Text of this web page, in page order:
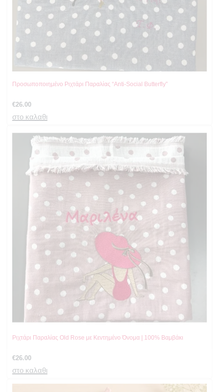
Προσωποποιημένο Ριχτάρι Παραλίας “Anti-Social Butterfly”
€26.00
στο καλαθι
Ριχτάρι Παραλίας Old Rose με Κεντημένο Όνομα | 100% Βαμβάκι
€26.00
στο καλαθι